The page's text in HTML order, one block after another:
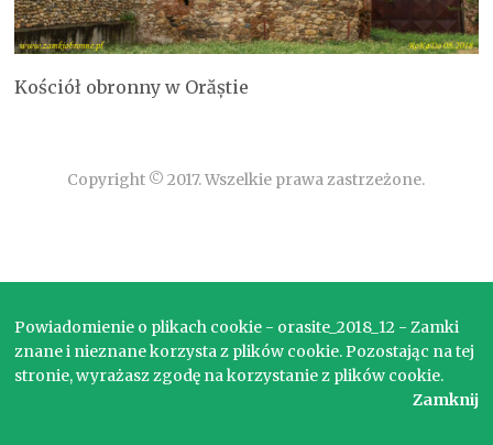
Kościół obronny w Orăștie
Copyright © 2017. Wszelkie prawa zastrzeżone.
Powiadomienie o plikach cookie - orasite_2018_12 - Zamki
znane i nieznane korzysta z plików cookie. Pozostając na tej
stronie, wyrażasz zgodę na korzystanie z plików cookie.
Zamknij